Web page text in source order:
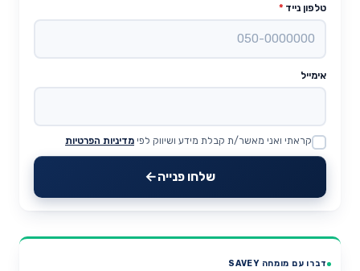
טלפון נייד *
אימייל
Website
קראתי ואני מאשר/ת קבלת מידע ושיווק לפי מדיניות הפרטיות
שלחו פנייה
דברו עם מומחה SAVEY